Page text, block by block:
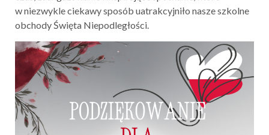
w niezwykle ciekawy sposób uatrakcyjniło nasze szkolne
obchody Święta Niepodległości.